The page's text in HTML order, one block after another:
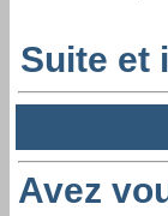
Suite et
Avez